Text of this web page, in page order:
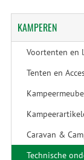
KAMPEREN
Voortenten en
Tenten en
Caravan &
Technische